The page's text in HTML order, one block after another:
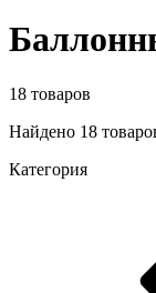
18 товаров
Найдено 18
Категория